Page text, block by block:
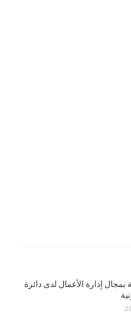
إدارة الأعمال لدى دائرة